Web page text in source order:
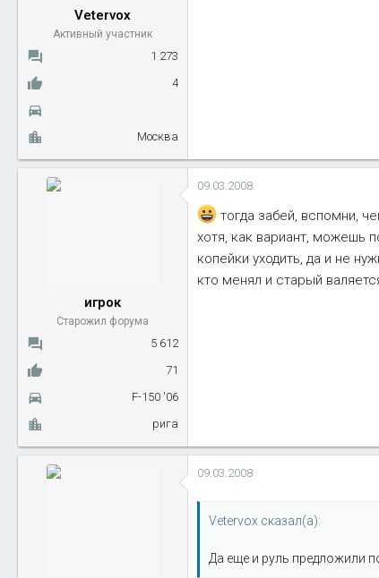
Vetervox
Активный участник
1 273
4
Москва
игрок
Старожил форума
5 612
71
F-150 '06
рига
09.03.2008
тогда забей, вспомни,
хотя, как вариант, можешь
копейки уходить, да и не
кто менял и старый
09.03.2008
Vetervox сказал(а):
Да еще и руль предложили